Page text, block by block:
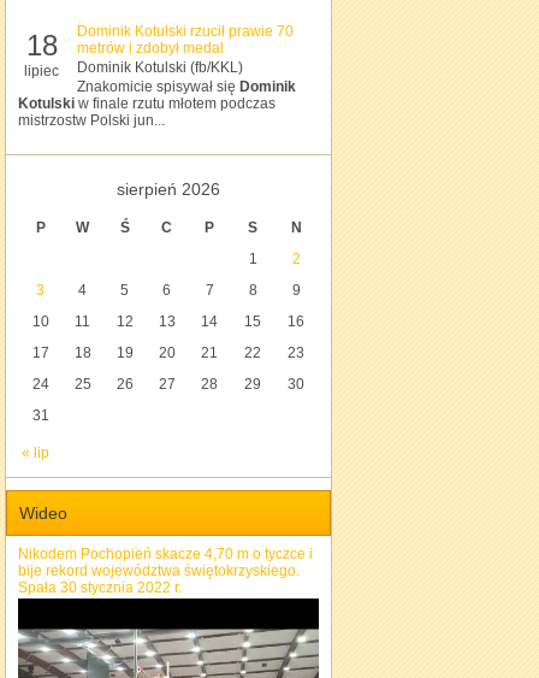
18
lipiec
Dominik Kotulski rzucił prawie 70
metrów i zdobył medal
Dominik Kotulski (fb/KKL)
Znakomicie spisywał się Dominik
Kotulski w finale rzutu młotem podczas
mistrzostw Polski jun...
sierpień 2026
P W Ś C P S N
« lip
1
2
3
4 5 6 7 8
9
10
11 12 13 14 15
16
17
18 19 20 21 22
23
24
25 26 27 28 29
30
31
Wideo
Nikodem Pochopień skacze 4,70 m o tyczce i
bije rekord województwa świętokrzyskiego.
Spała 30 stycznia 2022 r.